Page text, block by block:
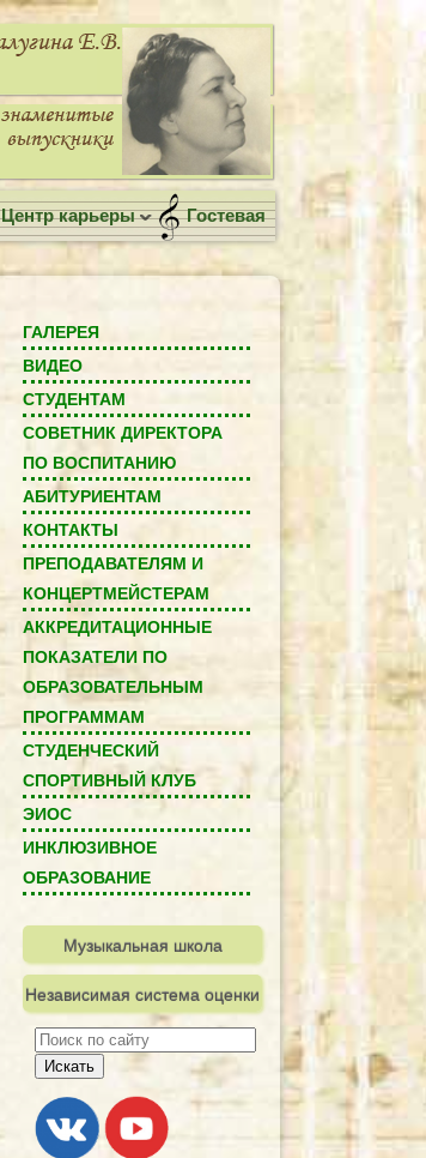
Центр карьеры Гостевая
ГАЛЕРЕЯ
ВИДЕО
СТУДЕНТАМ
СОВЕТНИК ДИРЕКТОРА
ПО ВОСПИТАНИЮ
АБИТУРИЕНТАМ
КОНТАКТЫ
ПРЕПОДАВАТЕЛЯМ И
КОНЦЕРТМЕЙСТЕРАМ
АККРЕДИТАЦИОННЫЕ
ПОКАЗАТЕЛИ ПО
ОБРАЗОВАТЕЛЬНЫМ
ПРОГРАММАМ
СТУДЕНЧЕСКИЙ
СПОРТИВНЫЙ КЛУБ
ЭИОС
ИНКЛЮЗИВНОЕ
ОБРАЗОВАНИЕ
Музыкальная школа
Независимая система оценки
качества
Искать